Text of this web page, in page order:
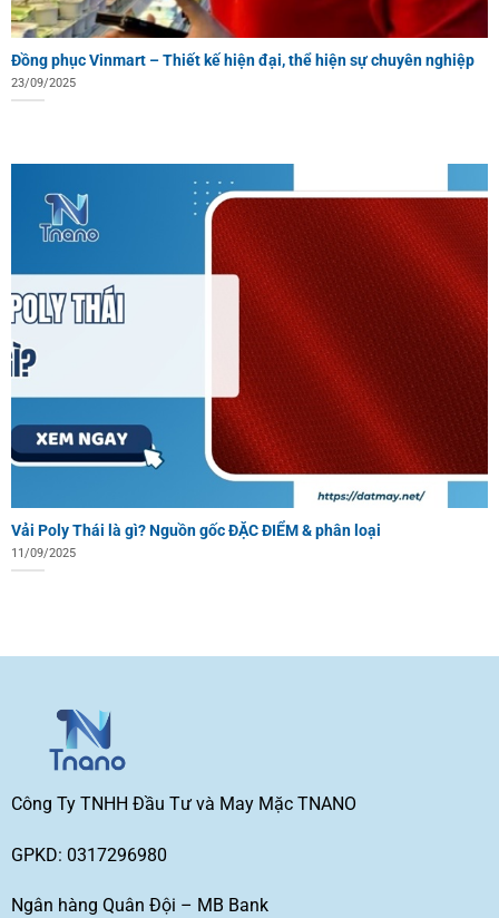
Đồng phục Vinmart – Thiết kế hiện đại, thể hiện sự chuyên nghiệp
23/09/2025
Vải Poly Thái là gì? Nguồn gốc ĐẶC ĐIỂM & phân loại
11/09/2025
Công Ty TNHH Đầu Tư và May Mặc TNANO
GPKD: 0317296980
Ngân hàng Quân Đội – MB Bank